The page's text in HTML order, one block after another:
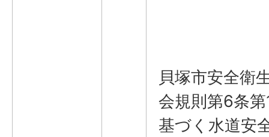
貝塚市安全衛
会規則第6条
基づく水道安